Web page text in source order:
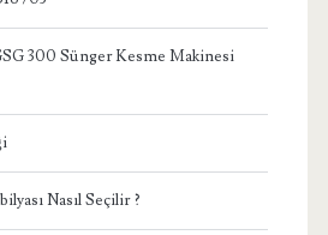
300 Sünger Kesme Makinesi
Nasıl Seçilir ?